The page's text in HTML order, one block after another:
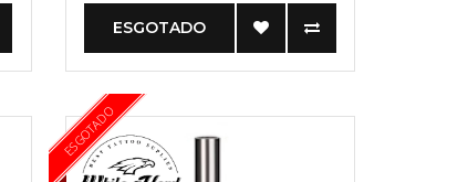
ESGOTADO
ESGOTADO